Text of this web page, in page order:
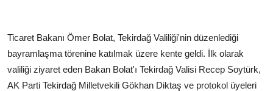
Ticaret Bakanı Ömer Bolat, Tekirdağ Valiliği'nin düzenlediği
bayramlaşma törenine katılmak üzere kente geldi. İlk olarak
valiliği ziyaret eden Bakan Bolat'ı Tekirdağ Valisi Recep Soytürk,
AK Parti Tekirdağ Milletvekili Gökhan Diktaş ve protokol üyeleri